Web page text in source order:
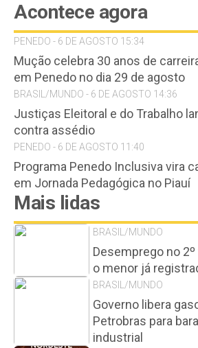
Acontece agora
PENEDO - 6 DE AGOSTO 15:34
Mução celebra 30 anos de
em Penedo no dia 29 de agosto
BRASIL/MUNDO - 6 DE AGOSTO 14:36
Justiças Eleitoral e do Trabalho
contra assédio
PENEDO - 6 DE AGOSTO 11:40
Programa Penedo Inclusiva vira
em Jornada Pedagógica no Piauí
Mais lidas
BRASIL/MUNDO
Desemprego no
o menor já
BRASIL/MUNDO
Governo libera
Petrobras para
industrial